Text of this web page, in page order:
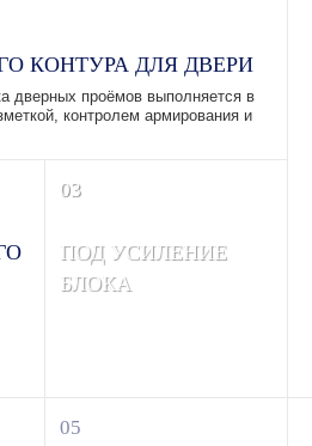
КОНТУРА ДЛЯ ДВЕРИ
дверных проёмов выполняется в
контролем армирования и
03
ПОД УСИЛЕНИЕ
БЛОКА
05